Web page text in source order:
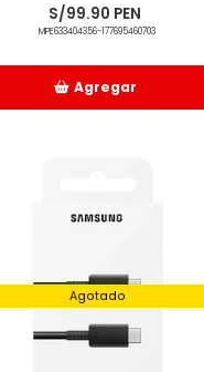
S/99.90 PEN
MPE633404356-177695460703
Agregar
Agotado